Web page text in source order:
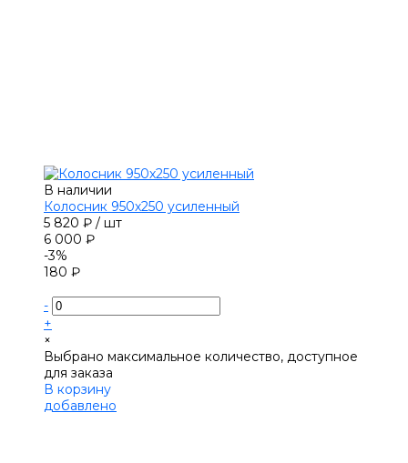
В наличии
Колосник 950х250 усиленный
5 820 ₽ / шт
6 000 ₽
-3%
180 ₽
-
+
×
Выбрано максимальное количество, доступное
для заказа
В корзину
добавлено